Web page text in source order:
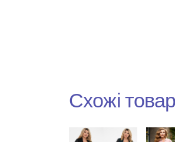
Схожі